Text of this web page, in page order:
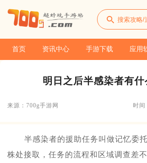
首页 资讯中心 手游下载 应用
明日之后半感染者有什
来源：700g手游网 时间
半感染者的援助任务叫做记忆委
株处接取，任务的流程和区域调查差